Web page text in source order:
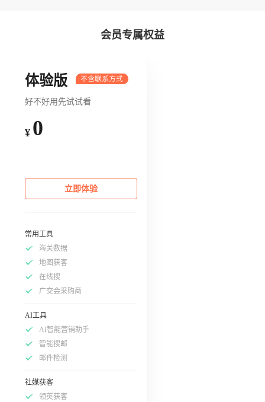
会员专属权益
体验版
好不好用先试试看
¥ 0
立即体验
常用工具
海关数据
地图获客
在线搜
广交会采购商
AI工具
AI智能营销助手
智能搜邮
邮件检测
社媒获客
领英获客